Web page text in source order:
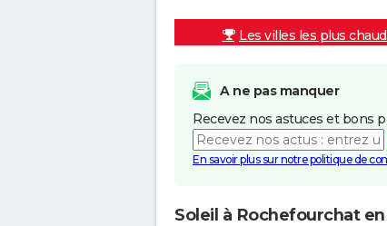
Les villes les plus
A ne pas manquer
Recevez nos astuces et bons
En savoir plus sur notre politique de
Soleil à Rochefourchat en